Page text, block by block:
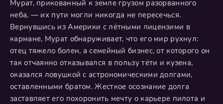
Мурат, прикованный к земле грузом разорванного
неба, — их пути могли никогда не пересечься.
Вернувшись из Америки с лётными лицензими в
кармане, Мурат обнаруживает, что его мир рухнул:
отец тяжело болен, а семейный бизнес, от которого он
так отчаянно отказывался в пользу тёти и кузена,
оказался ловушкой с астрономическими долгами,
оставленными братом. Жесткое осознание долга
заставляет его похоронить мечту о карьере пилота и